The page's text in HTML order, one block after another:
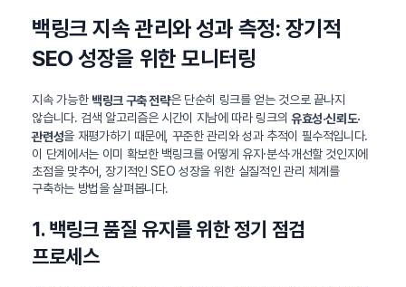
백링크 지속 관리와 성과 측정: 장기적
SEO 성장을 위한 모니터링
지속 가능한 백링크 구축 전략은 단순히 링크를 얻는 것으로 끝나지
않습니다. 검색 알고리즘은 시간이 지남에 따라 링크의 유효성·신뢰도·
관련성을 재평가하기 때문에, 꾸준한 관리와 성과 추적이 필수적입니다.
이 단계에서는 이미 확보한 백링크를 어떻게 유지·분석·개선할 것인지에
초점을 맞추어, 장기적인 SEO 성장을 위한 실질적인 관리 체계를
구축하는 방법을 살펴봅니다.
1. 백링크 품질 유지를 위한 정기 점검
프로세스